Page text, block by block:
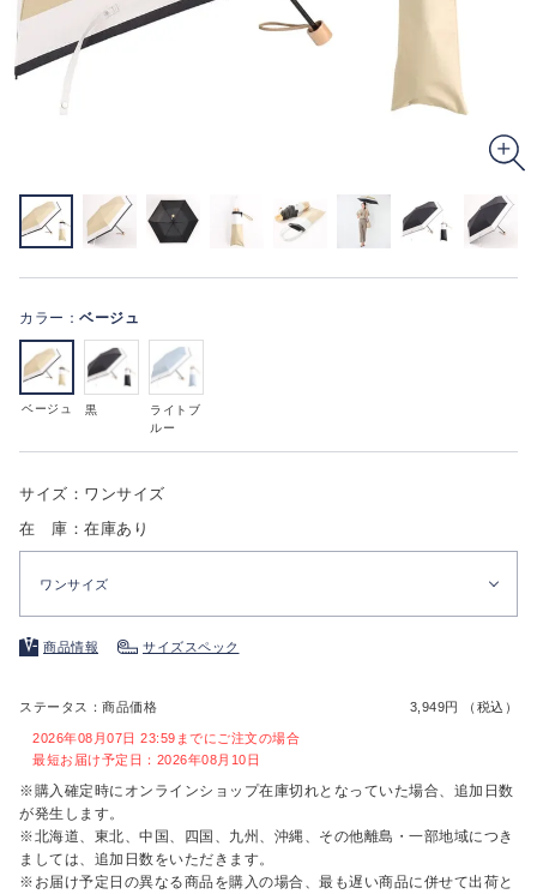
カラー： ベージュ
ベージュ 黒
ライトブ
ルー
サイズ：ワンサイズ
在 庫：在庫あり
ワンサイズ
商品情報 サイズスペック
ステータス：商品価格 3,949円 （税込）
2026年08月07日 23:59までにご注文の場合
最短お届け予定日：2026年08月10日
※購入確定時にオンラインショップ在庫切れとなっていた場合、追加日数
が発生します。
※北海道、東北、中国、四国、九州、沖縄、その他離島・一部地域につき
ましては、追加日数をいただきます。
※お届け予定日の異なる商品を購入の場合、最も遅い商品に併せて出荷と